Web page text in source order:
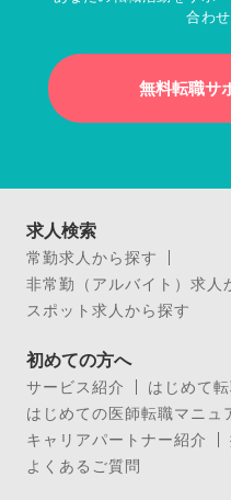
合わせ
無料転職サ
求人検索
常勤求人から探す
非常勤（アルバイト）求人
スポット求人から探す
初めての方へ
サービス紹介
はじめて
はじめての医師転職マニュ
キャリアパートナー紹介
よくあるご質問